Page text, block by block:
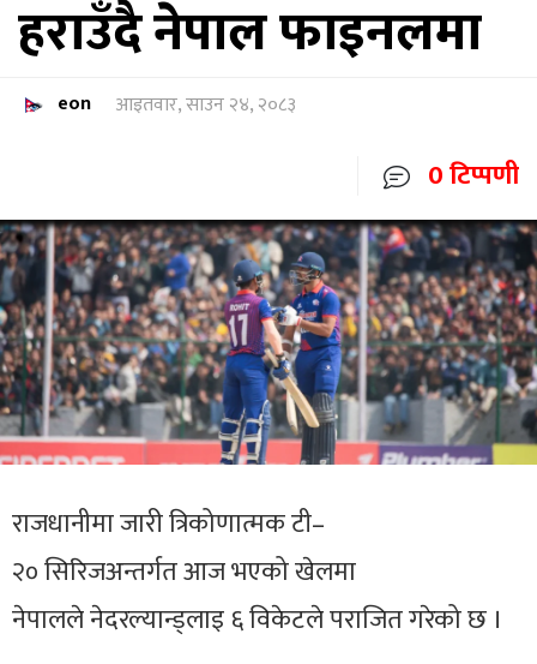
हराउँदै नेपाल फाइनलमा
eon आइतवार, साउन २४, २०८३
0 टिप्पणी
राजधानीमा जारी त्रिकोणात्मकटी–
२०सिरिजअन्तर्गतआज भएको खेलमा
नेपाललेनेदरल्यान्ड्लाइ६ विकेटले पराजित गरेको छ ।